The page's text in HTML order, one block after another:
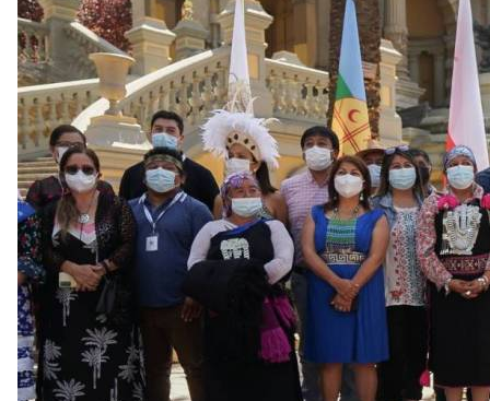
Entretención y Cultura Opinión
Dato en Pauta Señal 2
Contenido Patrocinado